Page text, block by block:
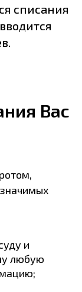
списания
Вас
и
любую